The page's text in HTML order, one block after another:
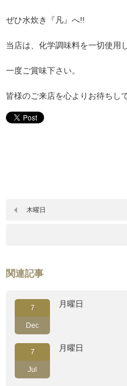
ぜひ水炊き『凡』へ!!
当店は、化学調味料を一切使用
一度ご賞味下さい。
皆様のご来店を心よりお待ちし
木曜日
関連記事
7
Dec
月曜日
7
Jul
月曜日